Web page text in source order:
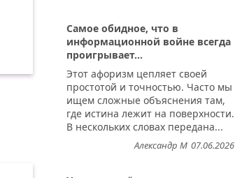
Самое обидное, что в
информационной войне всегда
проигрывает...
Этот афоризм цепляет своей
простотой и точностью. Часто мы
ищем сложные объяснения там,
где истина лежит на поверхности.
В нескольких словах передана...
07.06.2026
Александр М